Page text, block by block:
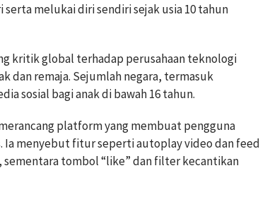
melukai diri sendiri sejak usia 10 tahun
kritik global terhadap perusahaan teknologi
dan remaja. Sejumlah negara, termasuk
sosial bagi anak di bawah 16 tahun.
platform yang membuat pengguna
Ia menyebut fitur seperti autoplay video dan feed
tombol “like” dan filter kecantikan